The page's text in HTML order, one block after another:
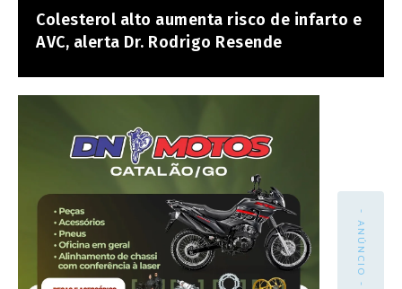
Colesterol alto aumenta risco de infarto e
AVC, alerta Dr. Rodrigo Resende
- ANÚNCIO -